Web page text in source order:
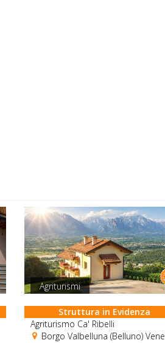
Agriturismi
Struttura in Evidenza
Agriturismo Ca' Ribelli
Borgo Valbelluna (Belluno)